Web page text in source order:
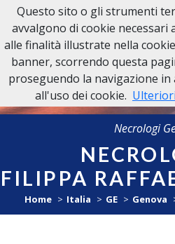
NECROLOGI GENOVA
Necrologi
FILIPPA
Home Italia GE Genova
Questo sito o gli strumenti
avvalgono di cookie
alle finalità illustrate nella
banner, scorrendo questa
proseguendo la navigazione
all'uso dei cookie.